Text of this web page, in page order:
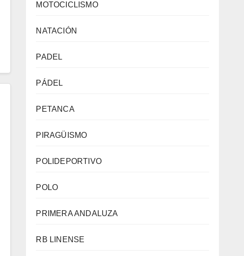
MOTOCICLISMO
NATACIÓN
PADEL
PÁDEL
PETANCA
PIRAGÜISMO
POLIDEPORTIVO
POLO
PRIMERA ANDALUZA
RB LINENSE